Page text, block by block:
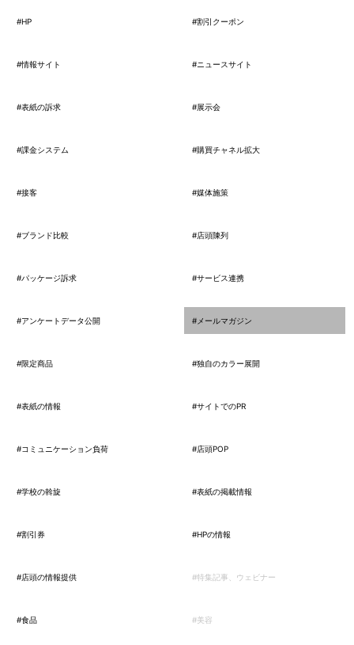
#HP #割引クーポン
#情報サイト #ニュースサイト
#表紙の訴求 #展示会
#課金システム #購買チャネル拡大
#接客 #媒体施策
#ブランド比較 #店頭陳列
#パッケージ訴求 #サービス連携
#アンケートデータ公開 #メールマガジン
#限定商品 #独自のカラー展開
#表紙の情報 #サイトでのPR
#コミュニケーション負荷 #店頭POP
#学校の斡旋 #表紙の掲載情報
#割引券 #HPの情報
#店頭の情報提供 #特集記事、ウェビナー
#食品 #美容